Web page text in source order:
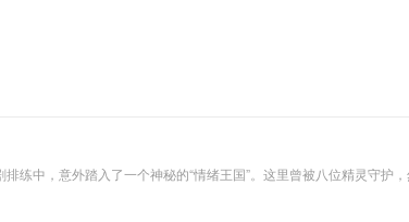
中，意外踏入了一个神秘的“情绪王国”。这里曾被八位精灵守护
路。 坐以待毙？不存在的。 少年们踏上横跨八个情绪村庄的冒险